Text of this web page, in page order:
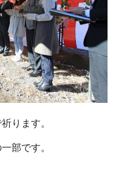
ります。
部です。